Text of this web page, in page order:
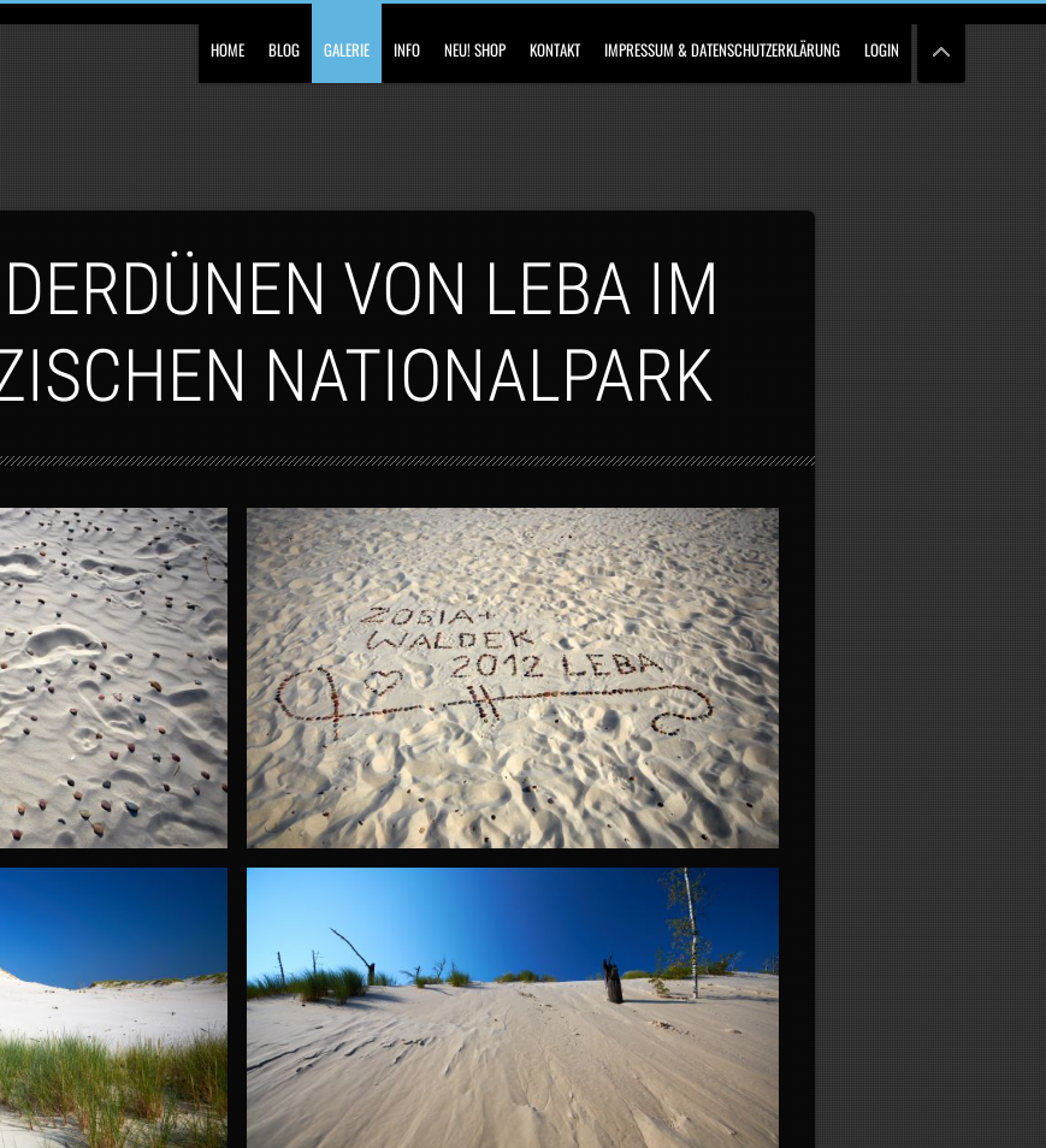
HOME BLOG GALERIE INFO NEU! SHOP KONTAKT IMPRESSUM & DATENSCHUTZERKLÄRUNG LOGIN
VON LEBA IM
NATIONALPARK